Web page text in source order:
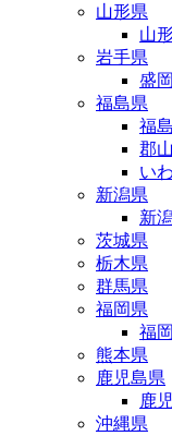
山形県
山
岩手県
盛
福島県
福
郡
い
新潟県
新
茨城県
栃木県
群馬県
福岡県
福
熊本県
鹿児島県
鹿
沖縄県